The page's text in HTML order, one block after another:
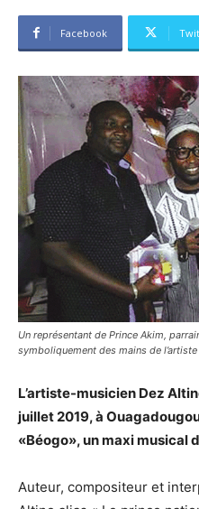
Facebook
Un représentant de Prince Akim,
symboliquement des mains de
L’artiste-musicien Dez
juillet 2019, à
«Béogo», un maxi musical
Auteur, compositeur et